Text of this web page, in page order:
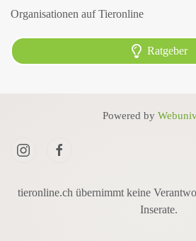
Organisationen auf Tieronline
Ratgeber
Powered by
tieronline.ch übernimmt keine
Inserate.